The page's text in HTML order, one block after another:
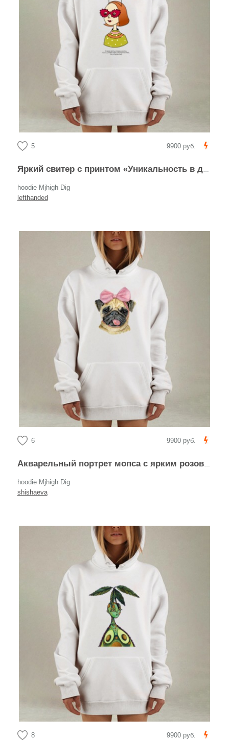
5 9900 руб.
Яркий свитер с принтом «Уникальность в деталях»
hoodie Mjhigh Dig
lefthanded
6 9900 руб.
Акварельный портрет мопса с ярким розовым бантом
hoodie Mjhigh Dig
shishaeva
8 9900 руб.